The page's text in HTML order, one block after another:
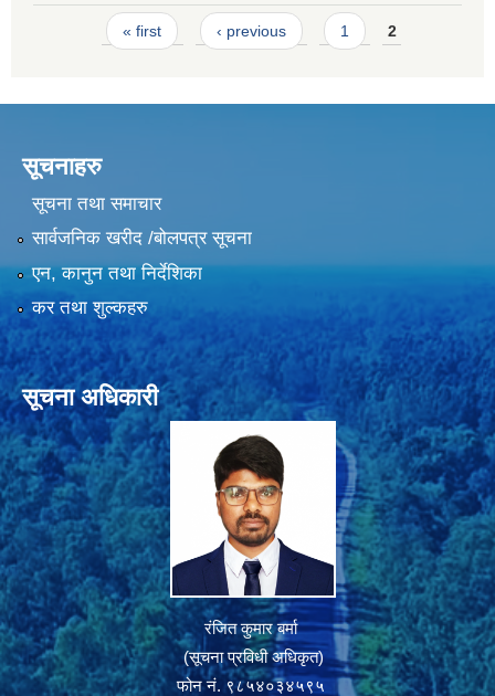
Pages« first ‹ previous 1 2
सूचनाहरु
सूचना तथा समाचार
सार्वजनिक खरीद /बोलपत्र सूचना
एन, कानुन तथा निर्देशिका
कर तथा शुल्कहरु
सूचना अधिकारी
रंजित कुमार बर्मा
(सूचना प्रविधी अधिकृत)
फोन नं. ९८५४०३४५९५